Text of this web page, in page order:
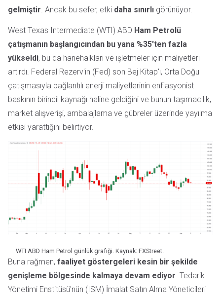
gelmiştir. Ancak bu sefer, etki daha sınırlı görünüyor.
West Texas Intermediate (WTI) ABD Ham Petrolü
çatışmanın başlangıcından bu yana %35'ten fazla
yükseldi, bu da hanehalkları ve işletmeler için maliyetleri
artırdı. Federal Rezerv'in (Fed) son Bej Kitap'ı, Orta Doğu
çatışmasıyla bağlantılı enerji maliyetlerinin enflasyonist
baskının birincil kaynağı haline geldiğini ve bunun taşımacılık,
market alışverişi, ambalajlama ve gübreler üzerinde yayılma
etkisi yarattığını belirtiyor.
WTI ABD Ham Petrol günlük grafiği. Kaynak: FXStreet.
Buna rağmen, faaliyet göstergeleri kesin bir şekilde
genişleme bölgesinde kalmaya devam ediyor. Tedarik
Yönetimi Enstitüsü'nün (ISM) İmalat Satın Alma Yöneticileri